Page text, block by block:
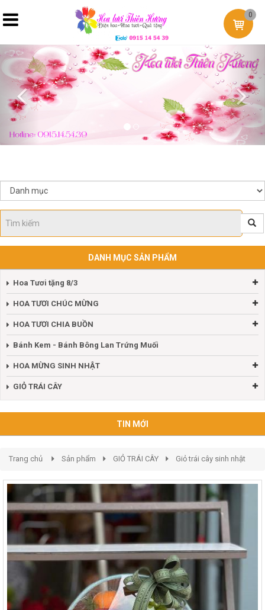
0
Previous
DANH MỤC SẢN PHẨM
Hoa Tươi tặng 8/3
HOA TƯƠI CHÚC MỪNG
HOA TƯƠI CHIA BUỒN
Bánh Kem - Bánh Bông Lan Trứng Muối
HOA MỪNG SINH NHẬT
GIỎ TRÁI CÂY
TIN MỚI
Trang chủ Sản phẩm GIỎ TRÁI CÂY Giỏ trái cây sinh nhật